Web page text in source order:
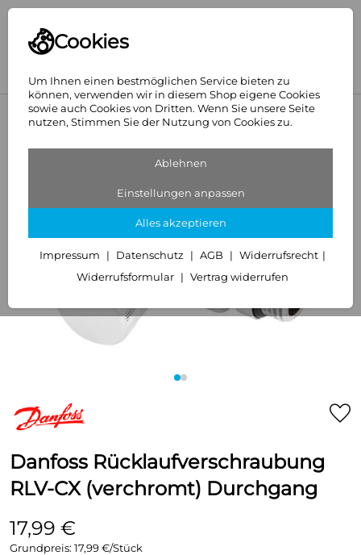
Cookies
Um Ihnen einen bestmöglichen Service bieten zu
können, verwenden wir in diesem Shop eigene Cookies
sowie auch Cookies von Dritten. Wenn Sie unsere Seite
nutzen, Stimmen Sie der Nutzung von Cookies zu.
Ablehnen
Einstellungen anpassen
Alles akzeptieren
Impressum Datenschutz AGB
Widerrufsrecht
Widerrufsformular
Vertrag widerrufen
Anschlusszubehör Heizkörper
Danfoss Rücklaufverschraubung
RLV-CX (verchromt) Durchgang
17,99 €
Grundpreis: 17,99 €/Stück